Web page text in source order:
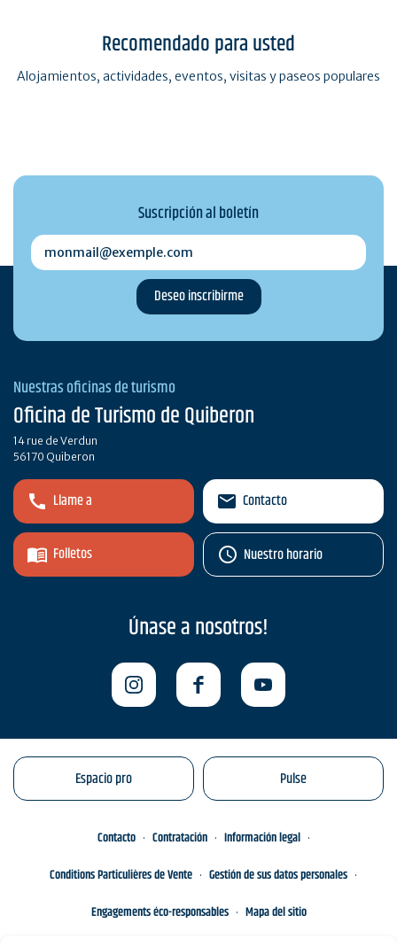
Recomendado para usted
Alojamientos, actividades, eventos, visitas y paseos populares
Suscripción al boletín
monmail@exemple.com
Nuestras oficinas de turismo
Oficina de Turismo de Quiberon
14 rue de Verdun
56170 Quiberon
Llame a
Folletos
Contacto
Nuestro horario
Únase a nosotros!
Espacio pro Pulse
Contacto Contratación
Información legal
Conditions Particulières de Vente
Gestión de sus datos personales
Engagements éco-responsables
Mapa del sitio